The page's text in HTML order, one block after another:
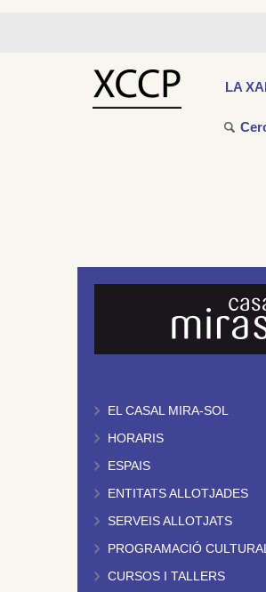
LA
EL CASAL MIRA-SOL
HORARIS
ESPAIS
ENTITATS ALLOTJADES
SERVEIS ALLOTJATS
PROGRAMACIÓ
CURSOS I TALLERS